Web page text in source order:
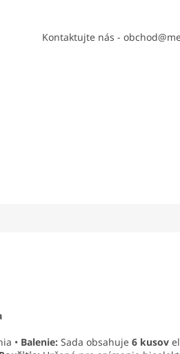
Kontaktujte nás -
• Balenie: Sada obsahuje 6 kusov